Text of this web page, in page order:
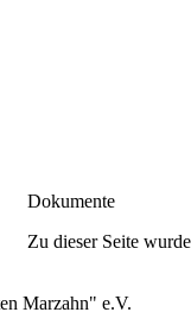
Dokumente
Zu dieser Seite
Marzahn" e.V.